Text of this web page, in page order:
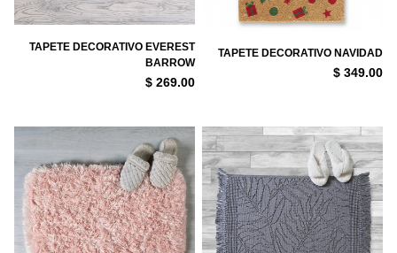
TAPETE DECORATIVO EVEREST
BARROW
$ 269.00
TAPETE DECORATIVO NAVIDAD
$ 349.00